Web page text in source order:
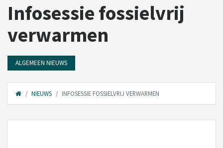
Infosessie fossielvrij
verwarmen
ALGEMEEN NIEUWS
NIEUWS INFOSESSIE FOSSIELVRIJ VERWARMEN